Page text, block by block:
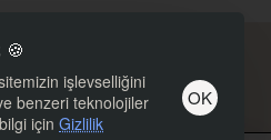
işlevselliğini
benzeri teknolojiler
için Gizlilik
OK
hakları saklıdır.